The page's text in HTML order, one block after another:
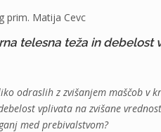
prim. Matija Cevc
telesna teža in debelost
odraslih z zvišanjem maščob v
vplivata na zvišane
med prebivalstvom?